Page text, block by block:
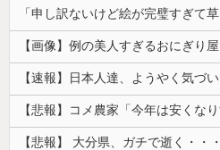
【速報】日本人達、ようやく気づ
【悲報】 大分県、ガチで逝く・・